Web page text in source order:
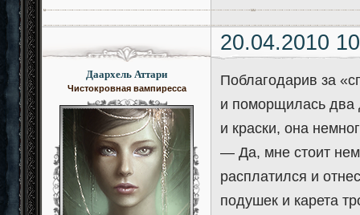
20.04.2010
Даархель Аттари
Чистокровная вампиресса
Поблагодарив за
и поморщилась два
и краски, она
— Да, мне стоит
расплатился и
подушек и карета